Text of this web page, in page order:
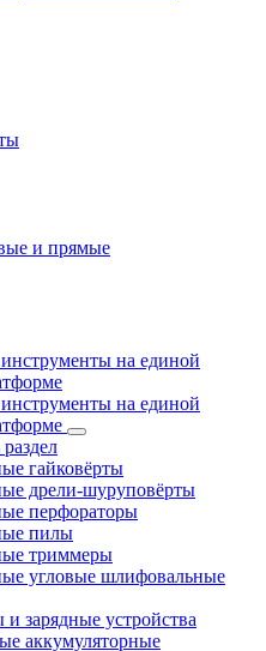
и прямые
на единой
на единой
гайковёрты
дрели-шуруповёрты
перфораторы
пилы
триммеры
угловые шлифовальные
зарядные устройства
аккумуляторные